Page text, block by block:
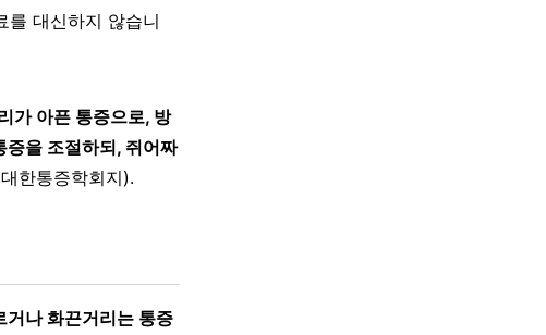
를 대신하지 않습니
가 아픈 통증으로, 방
증을 조절하되, 쥐어짜
한통증학회지).
거나 화끈거리는 통증